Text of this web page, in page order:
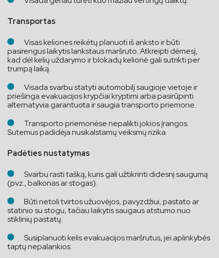
Transportas
Visas keliones reikėtų planuoti iš anksto ir būti
pasirengus laikytis lankstaus maršruto. Atkreipti dėmesį,
kad dėl kelių uždarymo ir blokadų kelionė gali sutrikti per
trumpą laiką.
Visada svarbu statyti automobilį saugioje vietoje ir
priešinga evakuacijos krypčiai kryptimi arba pasirūpinti
alternatyvia garantuota ir saugia transporto priemone.
Transporto priemonėse nepalikti jokios įrangos.
Sutemus padidėja nusikalstamų veiksmų rizika.
Padėties nustatymas
Svarbu rasti tašką, kuris gali užtikrinti didesnį saugumą
(pvz., balkonas ar stogas).
Būti netoli tvirtos užuovėjos, pavyzdžiui, pastato ar
statinio su stogu, tačiau laikytis saugaus atstumo nuo
stiklinių pastatų.
Susiplanuoti kelis evakuacijos maršrutus, jei aplinkybės
taptų nepalankios.